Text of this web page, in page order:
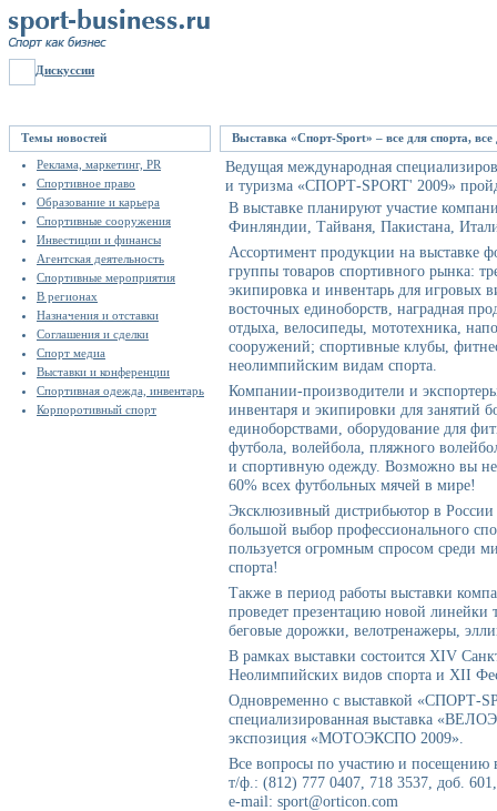
Дискуссии
Темы новостей
Реклама, маркетинг, PR
Спортивное право
Образование и карьера
Спортивные сооружения
Инвестиции и финансы
Агентская деятельность
Спортивные мероприятия
В регионах
Назначения и отставки
Соглашения и сделки
Спорт медиа
Выставки и конференции
Спортивная одежда, инвентарь
Корпоротивный спорт
Выставка «Спорт-Sport» – все для спорта,
Ведущая международная
и туризма «СПОРТ-SPORT' 2009»
В выставке планируют участие
Финляндии, Тайваня, Пакистана,
Ассортимент продукции на выставке
группы товаров спортивного рынка:
экипировка и инвентарь для игровых
восточных единоборств, наградная
отдыха, велосипеды, мототехника,
сооружений; спортивные клубы,
неолимпийским видам спорта.
Компании-производители и
инвентаря и экипировки для занятий
единоборствами, оборудование для
футбола, волейбола, пляжного
и спортивную одежду. Возможно вы
60% всех футбольных мячей в мире!
Эксклюзивный дистрибьютор в
большой выбор профессионального
пользуется огромным спросом среди
спорта!
Также в период работы выставки
проведет презентацию новой линейки
беговые дорожки, велотренажеры,
В рамках выставки состоится XIV
Неолимпийских видов спорта и XII
Одновременно с выставкой «СПОРТ-
специализированная выставка
экспозиция «МОТОЭКСПО 2009».
Все вопросы по участию и посещению
т/ф.: (812) 777 0407, 718 3537, доб.
e-mail: sport@orticon.com